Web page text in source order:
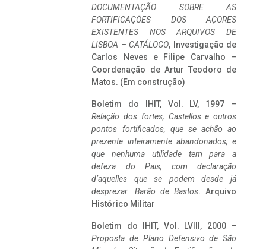
DOCUMENTAÇÃO SOBRE AS
FORTIFICAÇÕES DOS AÇORES
EXISTENTES NOS ARQUIVOS DE
LISBOA – CATÁLOGO, Investigação de
Carlos Neves e Filipe Carvalho –
Coordenação de Artur Teodoro de
Matos. (Em construção)
Boletim do IHIT, Vol. LV, 1997 –
Relação dos fortes, Castellos e outros
pontos fortificados, que se achão ao
prezente inteiramente abandonados, e
que nenhuma utilidade tem para a
defeza do Pais, com declaração
d’aquelles que se podem desde já
desprezar. Barão de Bastos. Arquivo
Histórico Militar
Boletim do IHIT, Vol. LVIII, 2000 –
Proposta de Plano Defensivo de São